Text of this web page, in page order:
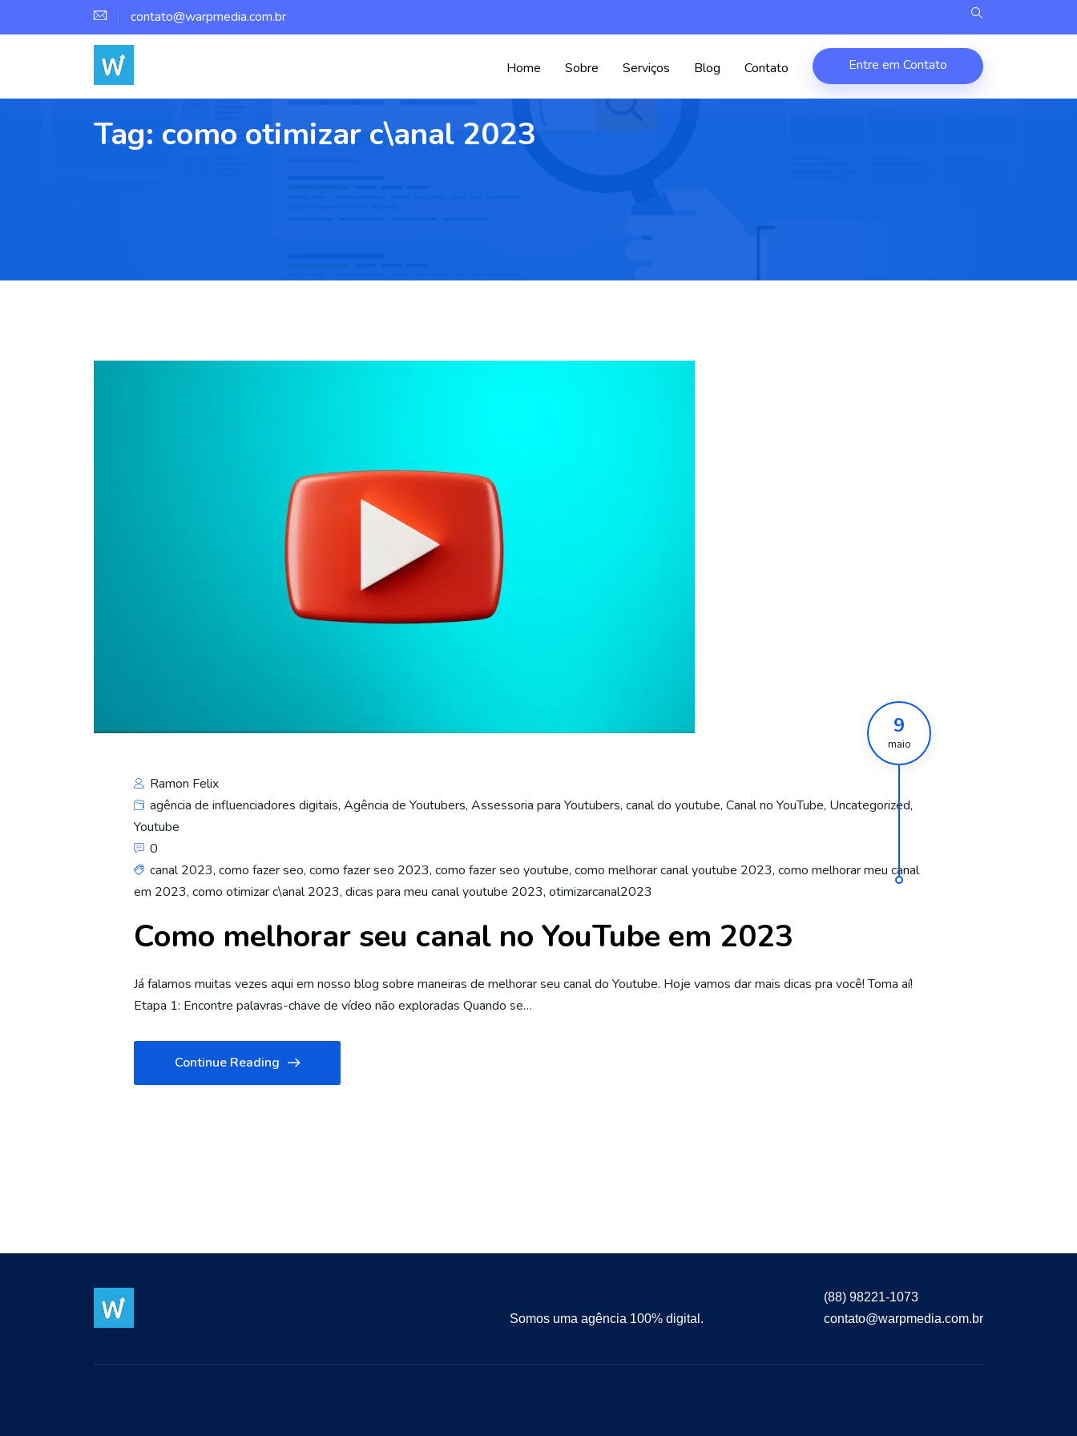
contato@warpmedia.com.br
Home Sobre Serviços Blog Contato Entre em Contato
Tag: como otimizar c\anal 2023
Ramon Felix
agência de influenciadores digitais, Agência de Youtubers, Assessoria para Youtubers, canal do youtube, Canal no YouTube, Uncategorized,
Youtube
0
9
maio
canal 2023, como fazer seo, como fazer seo 2023, como fazer seo youtube, como melhorar canal youtube 2023, como melhorar meu canal
em 2023, como otimizar c\anal 2023, dicas para meu canal youtube 2023, otimizarcanal2023
Como melhorar seu canal no YouTube em 2023
Já falamos muitas vezes aqui em nosso blog sobre maneiras de melhorar seu canal do Youtube. Hoje vamos dar mais dicas pra você! Toma aí!
Etapa 1: Encontre palavras-chave de vídeo não exploradas Quando se…
Continue Reading
Somos uma agência 100% digital.
(88) 98221-1073
contato@warpmedia.com.br